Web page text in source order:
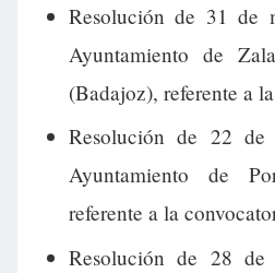
Resolución de 31 de
Ayuntamiento de
(Badajoz), referente a
Resolución de 22
Ayuntamiento de
referente a la
Resolución de 28